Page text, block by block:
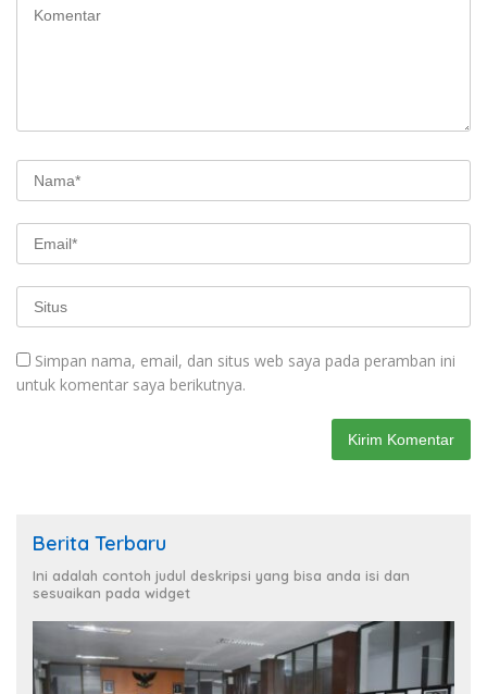
Simpan nama, email, dan situs web saya pada peramban ini
untuk komentar saya berikutnya.
Berita Terbaru
Ini adalah contoh judul deskripsi yang bisa anda isi dan
sesuaikan pada widget